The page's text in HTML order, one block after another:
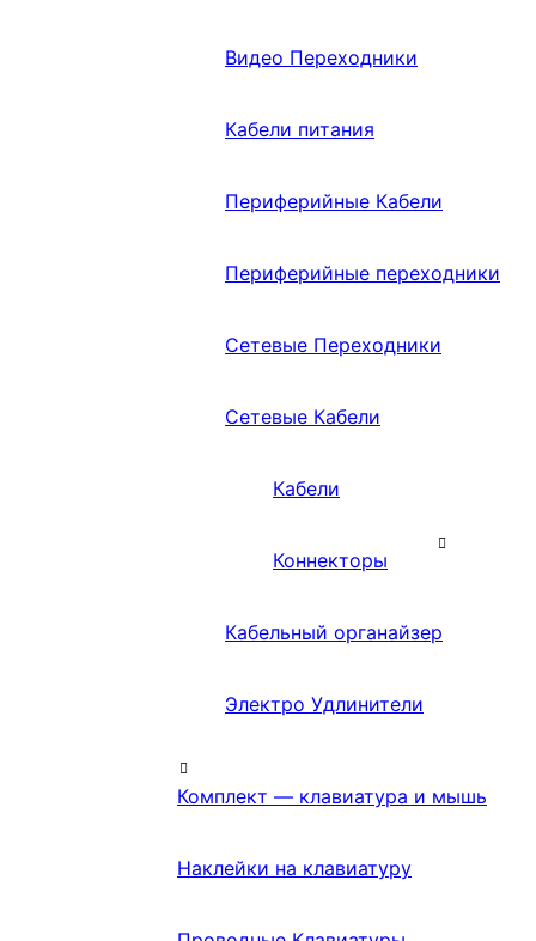
Видео Переходники
Кабели питания
Периферийные Кабели
Периферийные переходники
Сетевые Переходники
Сетевые Кабели
Кабели
Коннекторы
Кабельный органайзер
Электро Удлинители
Комплект — клавиатура и мышь
Наклейки на клавиатуру